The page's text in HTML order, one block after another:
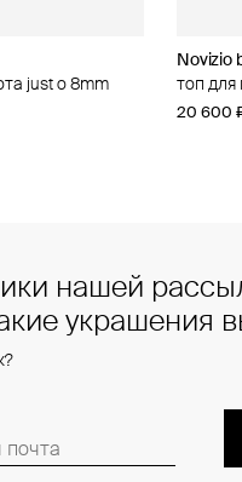
just o 8mm
Novizio
топ для
20 600
line
нашей
украшения